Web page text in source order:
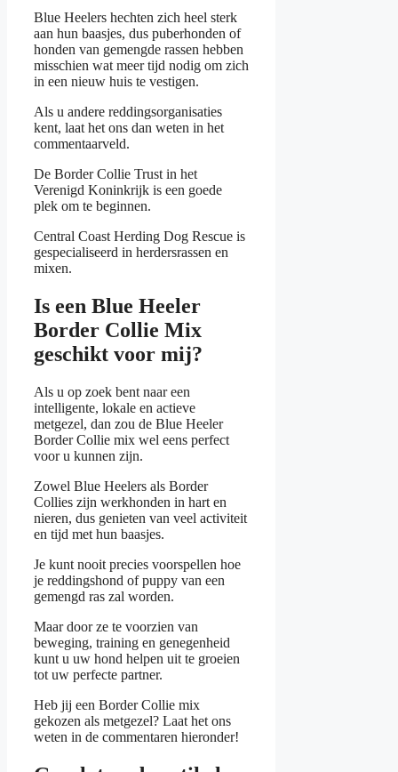
Blue Heelers hechten zich heel sterk
aan hun baasjes, dus puberhonden of
honden van gemengde rassen hebben
misschien wat meer tijd nodig om zich
in een nieuw huis te vestigen.
Als u andere reddingsorganisaties
kent, laat het ons dan weten in het
commentaarveld.
De Border Collie Trust in het
Verenigd Koninkrijk is een goede
plek om te beginnen.
Central Coast Herding Dog Rescue is
gespecialiseerd in herdersrassen en
mixen.
Is een Blue Heeler
Border Collie Mix
geschikt voor mij?
Als u op zoek bent naar een
intelligente, lokale en actieve
metgezel, dan zou de Blue Heeler
Border Collie mix wel eens perfect
voor u kunnen zijn.
Zowel Blue Heelers als Border
Collies zijn werkhonden in hart en
nieren, dus genieten van veel activiteit
en tijd met hun baasjes.
Je kunt nooit precies voorspellen hoe
je reddingshond of puppy van een
gemengd ras zal worden.
Maar door ze te voorzien van
beweging, training en genegenheid
kunt u uw hond helpen uit te groeien
tot uw perfecte partner.
Heb jij een Border Collie mix
gekozen als metgezel? Laat het ons
weten in de commentaren hieronder!